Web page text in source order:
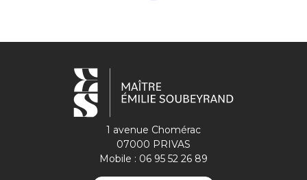
1 avenue Chomérac
07000 PRIVAS
Mobile : 06 95 52 26 89